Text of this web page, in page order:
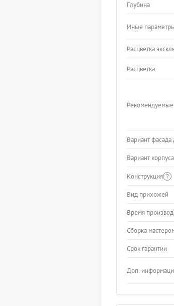
Глубина
Иные
Расцветка
Расцветка
Вариант фасада
Вариант корпуса
Конструкция
Вид прихожей
Время
Сборка
Срок гарантии
Доп.